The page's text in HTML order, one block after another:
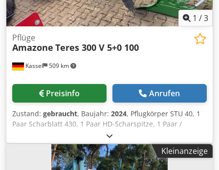
1 /3
Kassel 509 km
Pflüge
Amazone Teres 300 V 5+0 100
Preisinfo Anrufen
Zustand: gebraucht, Baujahr: 2024, Pflugkörper STU 40, 1
Paar Scharblatt 430, 1 Paar HD-Scharspitze, 1 Paar /
Vorschälerstiel f Rahmen- höhe 80 f hydr. Überlast-
sicherung Vorschäler M2, 1 / Paar Scheibensechhalter
Scheibensech D 500 gezackt Anlagenschoner, 1 Paar /
Körperanbau m Dedpfst A Udyex Adkewa
Kleinanzeige